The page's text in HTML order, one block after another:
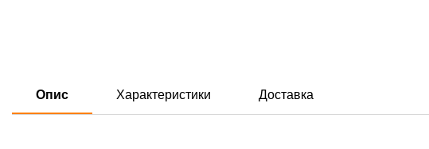
Опис Характеристики Доставка